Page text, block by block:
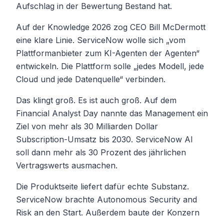
Aufschlag in der Bewertung Bestand hat.
Auf der Knowledge 2026 zog CEO Bill McDermott
eine klare Linie. ServiceNow wolle sich „vom
Plattformanbieter zum KI-Agenten der Agenten“
entwickeln. Die Plattform solle „jedes Modell, jede
Cloud und jede Datenquelle“ verbinden.
Das klingt groß. Es ist auch groß. Auf dem
Financial Analyst Day nannte das Management ein
Ziel von mehr als 30 Milliarden Dollar
Subscription-Umsatz bis 2030. ServiceNow AI
soll dann mehr als 30 Prozent des jährlichen
Vertragswerts ausmachen.
Die Produktseite liefert dafür echte Substanz.
ServiceNow brachte Autonomous Security and
Risk an den Start. Außerdem baute der Konzern